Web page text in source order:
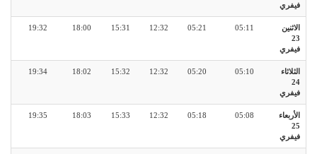
فيفري
الاثنين
23
فيفري
05:11
05:21
12:32
15:31
18:00
19:32
الثلاثاء
24
فيفري
05:10
05:20
12:32
15:32
18:02
19:34
الأربعاء
25
فيفري
05:08
05:18
12:32
15:33
18:03
19:35